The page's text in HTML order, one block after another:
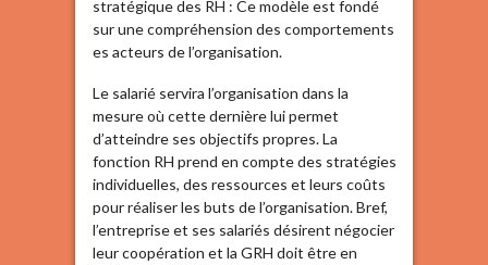
stratégique des RH : Ce modèle est fondé
sur une compréhension des comportements
es acteurs de l’organisation.
Le salarié servira l’organisation dans la
mesure où cette dernière lui permet
d’atteindre ses objectifs propres. La
fonction RH prend en compte des stratégies
individuelles, des ressources et leurs coûts
pour réaliser les buts de l’organisation. Bref,
l’entreprise et ses salariés désirent négocier
leur coopération et la GRH doit être en